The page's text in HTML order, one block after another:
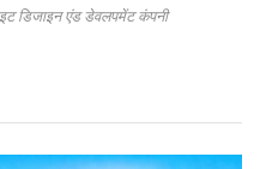
डिजाइन एंड डेवलपमेंट कंपनी